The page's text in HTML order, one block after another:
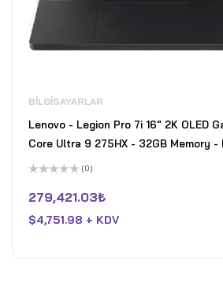
BILGISAYARLAR
Lenovo - Legion Pro 7i 16" 2K OLED
Core Ultra 9 275HX - 32GB Memory -
RTX 5080 - 1TB SSD - Eclipse Black
üzerinden
0
aldı
(0)
279,421.03₺
$4,751.98 + KDV